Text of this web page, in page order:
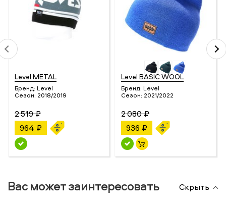
Level METAL
Бренд: Level
Сезон: 2018/2019
2 519 ₽
964 ₽
Level BASIC WOOL
Бренд: Level
Сезон: 2021/2022
2 080 ₽
936 ₽
Вас может заинтересовать Скрыть